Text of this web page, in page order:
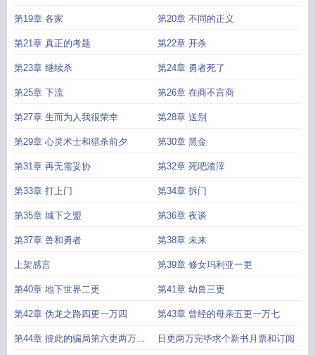
第19章 各家 第20章 不同的正义
第21章 真正的考题 第22章 开杀
第23章 继续杀 第24章 勇者死了
第25章 下流 第26章 在商不言商
第27章 生而为人我很荣幸 第28章 送别
第29章 心灵术士和猎杀前夕 第30章 黑金
第31章 再无需妥协 第32章 死吧渣滓
第33章 打上门 第34章 拆门
第35章 城下之盟 第36章 夜谈
第37章 兽和勇者 第38章 未来
上架感言 第39章 修女玛利亚一更
第40章 地下世界二更 第41章 幼兽三更
第42章 伪龙之路四更一万四 第43章 曾经的母亲五更一万七
第44章 彼此的骗局第六更两万完 日更两万完毕求个新书月票和订阅